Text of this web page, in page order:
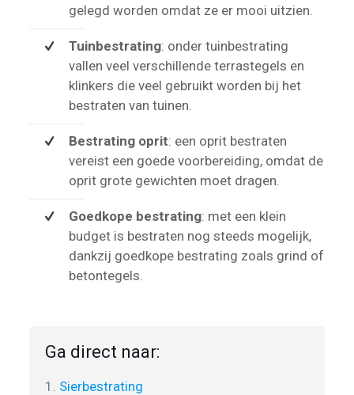
gelegd worden omdat ze er mooi uitzien.
Tuinbestrating: onder tuinbestrating
vallen veel verschillende terrastegels en
klinkers die veel gebruikt worden bij het
bestraten van tuinen.
Bestrating oprit: een oprit bestraten
vereist een goede voorbereiding, omdat de
oprit grote gewichten moet dragen.
Goedkope bestrating: met een klein
budget is bestraten nog steeds mogelijk,
dankzij goedkope bestrating zoals grind of
betontegels.
Ga direct naar:
1. Sierbestrating